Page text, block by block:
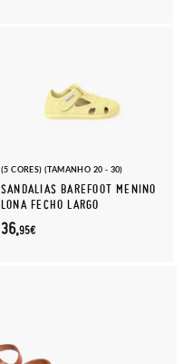
(5 CORES) (TAMANHO 20 - 30)
SANDALIAS BAREFOOT MENINO
LONA FECHO LARGO
36,95€